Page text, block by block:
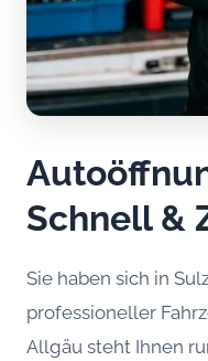
Schnell &
Sie haben sich in
professioneller
Allgäu steht Ihnen